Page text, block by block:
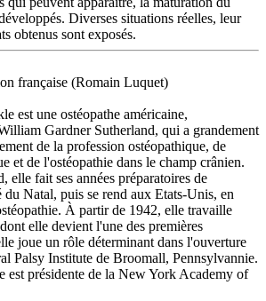
Diverses situations réelles, leur
obtenus sont exposés.
française (Romain Luquet)
est une ostéopathe américaine,
Gardner Sutherland, qui a grandement
de la profession ostéopathique, de
et de l'ostéopathie dans le champ crânien.
elle fait ses années préparatoires de
Natal, puis se rend aux Etats-Unis, en
À partir de 1942, elle travaille
elle devient l'une des premières
joue un rôle déterminant dans l'ouverture
Palsy Institute de Broomall, Pennsylvannie.
est présidente de la New York Academy of